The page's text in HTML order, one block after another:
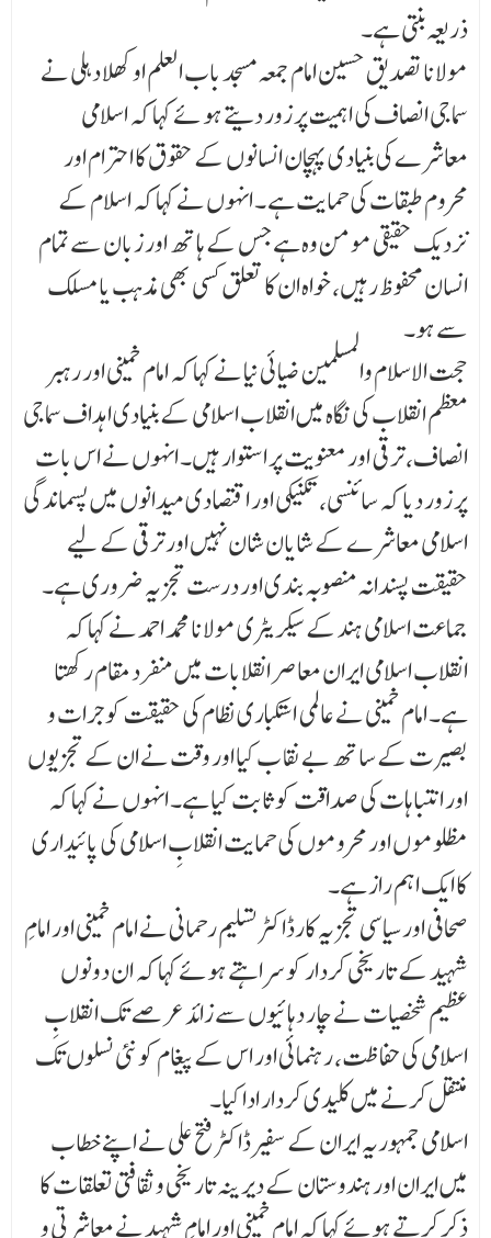
ذریعہ بنتی ہے۔
مولانا تصدیق حسین امام جمعہ مسجد باب العلم اوکھلا دہلی نے
سماجی انصاف کی اہمیت پر زور دیتے ہو ئے کہا کہ اسلامی
معاشرے کی بنیادی پہچان انسانوں کے حقوق کا احترام اور
محروم طبقات کی حمایت ہے ۔ انہوں نے کہا کہ اسلام کے
نزدیک حقیقی مومن وہ ہے جس کے ہاتھ اور زبان سے تمام
انسان محفوظ رہیں، خواہ ان کا تعلق کسی بھی مذہب یا مسلک
سے ہو۔
حجت الاسلام والمسلمین ضیائی نیا نے کہا کہ امام خمینی اور رہبر
معظم انقلاب کی نگاہ میں انقلاب اسلامی کے بنیادی اہداف سماجی
انصاف، ترقی اور معنویت پر استوار ہیں۔ انہوں نے اس بات
پر زور دیا کہ سائنسی، تکنیکی اور اقتصادی میدانوں میں پسماندگی
اسلامی معاشرے کے شایان شان نہیں اور ترقی کے لیے
حقیقت پسندانہ منصوبہ بندی اور درست تجزیہ ضروری ہے۔
جماعت اسلامی ہند کے سیکریٹری مولانا محمد احمد نے کہا کہ
انقلاب اسلامی ایران معاصر انقلابات میں منفرد مقام رکھتا
ہے۔ امام خمینی نے عالمی استکباری نظام کی حقیقت کو جرات و
بصیرت کے ساتھ بے نقا ب کیا اور وقت نے ان کے تجزیوں
اور انتباہات کی صداقت کو ثابت کیا ہے۔ انہوں نے کہا کہ
مظلومو ں اور محروموں کی حمایت انقلابِ اسلامی کی پائیداری
کا ایک اہم راز ہے۔
صحافی اور سیاسی تجزیہ کارڈاکٹر تسلیم رحمانی نے امام خمینی اور امامِ
شہید کے تاریخی کردار کو سراہتے ہوئے کہا کہ ان دونوں
عظیم شخصیات نے چار دہائیوں سے زائد عرصے تک انقلابِ
اسلامی کی حفاظت، رہنمائی اور اس کے پیغام کو نئی نسلوں تک
منتقل کرنے میں کلیدی کردار ادا کیا۔
اسلامی جمہوریہ ایران کے سفیر ڈاکٹر فتح علی نے اپنے خطاب
میں ایران اور ہندوستان کے دیرینہ تار یخی و ثقافتی تعلقات کا
ذکر کرتے ہوئے کہا کہ امام خمینی اور امامِ شہید نے معاشرتی و